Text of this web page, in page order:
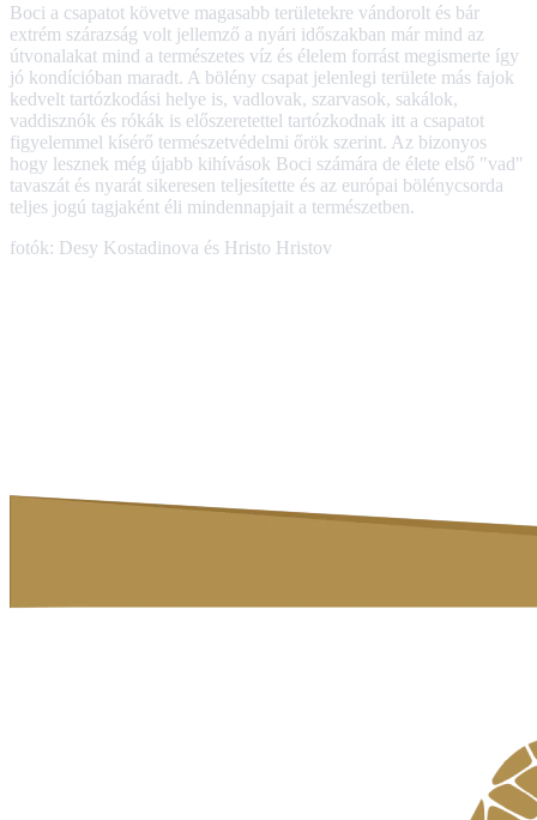
Boci a csapatot követve magasabb területekre vándorolt és bár
extrém szárazság volt jellemző a nyári időszakban már mind az
útvonalakat mind a természetes víz és élelem forrást megismerte így
jó kondícióban maradt. A bölény csapat jelenlegi területe más fajok
kedvelt tartózkodási helye is, vadlovak, szarvasok, sakálok,
vaddisznók és rókák is előszeretettel tartózkodnak itt a csapatot
figyelemmel kísérő természetvédelmi őrök szerint. Az bizonyos
hogy lesznek még újabb kihívások Boci számára de élete első "vad"
tavaszát és nyarát sikeresen teljesítette és az európai bölénycsorda
teljes jogú tagjaként éli mindennapjait a természetben.
fotók: Desy Kostadinova és Hristo Hristov